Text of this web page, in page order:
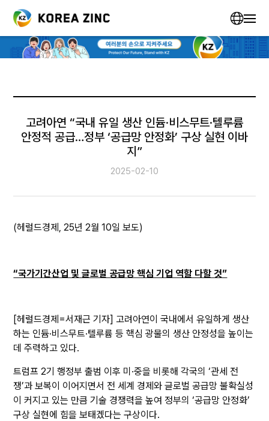
고려아연 “국내 유일 생산 인듐·비스무트·텔루륨
안정적 공급…정부 ‘공급망 안정화’ 구상 실현 이바
지”
2025-02-10
(헤럴드경제, 25년 2월 10일 보도)
“국가기간산업 및 글로벌 공급망 핵심 기업 역할 다할 것”
[헤럴드경제=서재근 기자] 고려아연이 국내에서 유일하게 생산
하는 인듐·비스무트·텔루륨 등 핵심 광물의 생산 안정성을 높이는
데 주력하고 있다.
트럼프 2기 행정부 출범 이후 미·중을 비롯해 각국의 ‘관세 전
쟁’과 보복이 이어지면서 전 세계 경제와 글로벌 공급망 불확실성
이 커지고 있는 만큼 기술 경쟁력을 높여 정부의 ‘공급망 안정화’
구상 실현에 힘을 보태겠다는 구상이다.